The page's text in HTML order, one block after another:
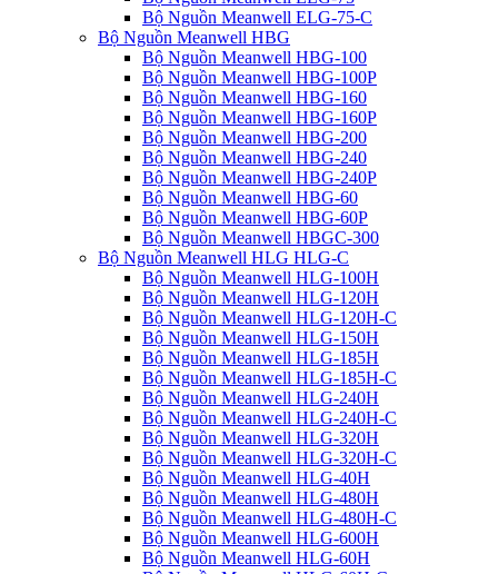
Bộ Nguồn Meanwell ELG-75-C
Bộ Nguồn Meanwell HBG
Bộ Nguồn Meanwell HBG-100
Bộ Nguồn Meanwell HBG-100P
Bộ Nguồn Meanwell HBG-160
Bộ Nguồn Meanwell HBG-160P
Bộ Nguồn Meanwell HBG-200
Bộ Nguồn Meanwell HBG-240
Bộ Nguồn Meanwell HBG-240P
Bộ Nguồn Meanwell HBG-60
Bộ Nguồn Meanwell HBG-60P
Bộ Nguồn Meanwell HBGC-300
Bộ Nguồn Meanwell HLG HLG-C
Bộ Nguồn Meanwell HLG-100H
Bộ Nguồn Meanwell HLG-120H
Bộ Nguồn Meanwell HLG-120H-C
Bộ Nguồn Meanwell HLG-150H
Bộ Nguồn Meanwell HLG-185H
Bộ Nguồn Meanwell HLG-185H-C
Bộ Nguồn Meanwell HLG-240H
Bộ Nguồn Meanwell HLG-240H-C
Bộ Nguồn Meanwell HLG-320H
Bộ Nguồn Meanwell HLG-320H-C
Bộ Nguồn Meanwell HLG-40H
Bộ Nguồn Meanwell HLG-480H
Bộ Nguồn Meanwell HLG-480H-C
Bộ Nguồn Meanwell HLG-600H
Bộ Nguồn Meanwell HLG-60H